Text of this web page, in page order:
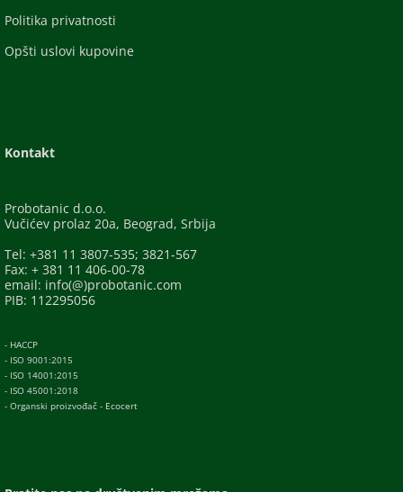
Politika privatnosti
Opšti uslovi kupovine
Kontakt
Probotanic d.o.o.
Vučićev prolaz 20a, Beograd, Srbija
Tel: +381 11 3807-535; 3821-567
Fax: + 381 11 406-00-78
email: info(@)probotanic.com
PIB: 112295056
- HACCP
- ISO 9001:2015
- ISO 14001:2015
- ISO 45001:2018
- Organski proizvođač - Ecocert